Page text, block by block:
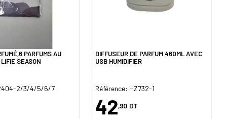
PARFUMS AU
LIFIE SEASON
2/3/4/5/6/7
DIFFUSEUR DE PARFUM 460ML AVEC
USB HUMIDIFIER
Référence: HZ732-1
42,90 DT